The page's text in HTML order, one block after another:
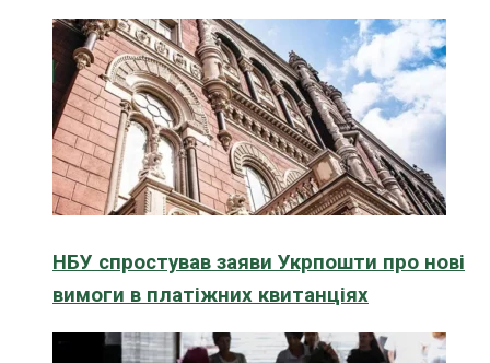
НБУ спростував заяви Укрпошти про нові
вимоги в платіжних квитанціях